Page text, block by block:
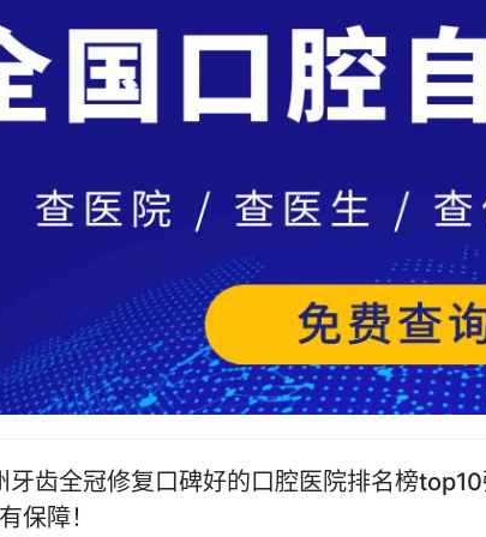
齿全冠修复口碑好的口腔医院排名榜
保障！